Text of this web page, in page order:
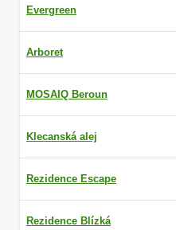
Evergreen
Arboret
MOSAIQ Beroun
Klecanská alej
Rezidence Escape
Rezidence Blízká